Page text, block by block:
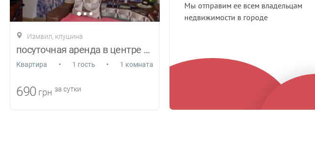
Измаил, клушина
посуточная аренда в центре г.Измаила
Квартира • 1 гость • 1 комната
690 грн за сутки
Мы отправим ее всем владельцам
недвижимости в городе